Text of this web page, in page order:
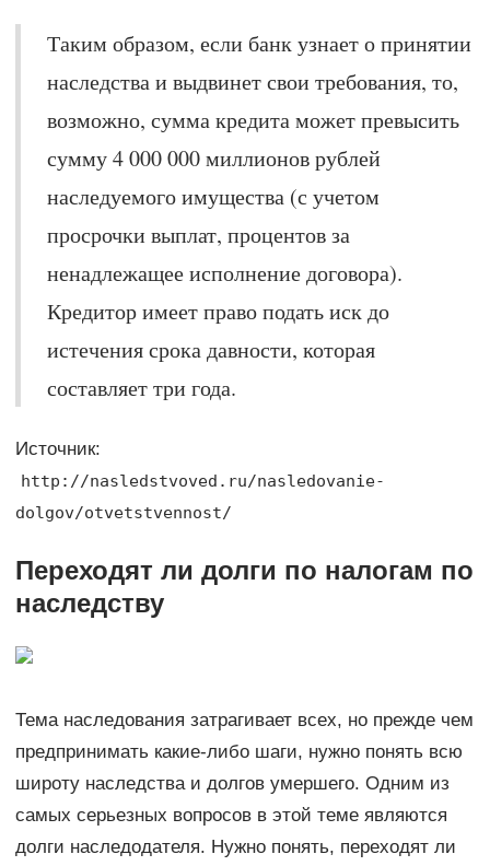
Таким образом, если банк узнает о принятии
наследства и выдвинет свои требования, то,
возможно, сумма кредита может превысить
сумму 4 000 000 миллионов рублей
наследуемого имущества (с учетом
просрочки выплат, процентов за
ненадлежащее исполнение договора).
Кредитор имеет право подать иск до
истечения срока давности, которая
составляет три года.
Источник:
http://nasledstvoved.ru/nasledovanie-
dolgov/otvetstvennost/
Переходят ли долги по налогам по
наследству
Тема наследования затрагивает всех, но прежде чем
предпринимать какие-либо шаги, нужно понять всю
широту наследства и долгов умершего. Одним из
самых серьезных вопросов в этой теме являются
долги наследодателя. Нужно понять, переходят ли